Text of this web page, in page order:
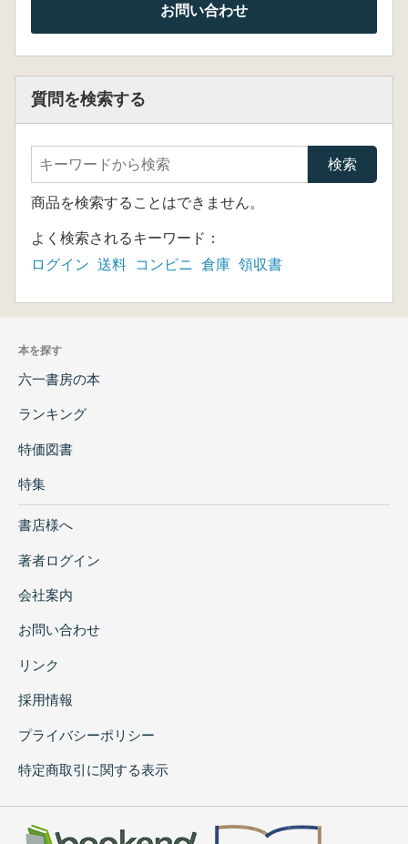
お問い合わせ
質問を検索する
商品を検索することはできません。
よく検索されるキーワード：
ログイン 送料 コンビニ 倉庫 領収書
本を探す
六一書房の本
ランキング
特価図書
特集
書店様へ
著者ログイン
会社案内
お問い合わせ
リンク
採用情報
プライバシーポリシー
特定商取引に関する表示